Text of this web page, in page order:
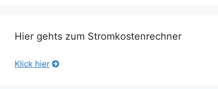
Hier gehts zum Stromkostenrechner
Klick hier